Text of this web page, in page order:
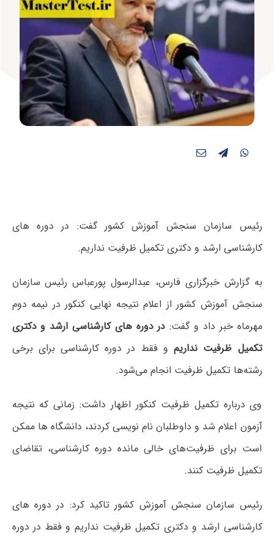
رئیس سازمان سنجش آموزش کشور گفت: در دوره های
کارشناسی ارشد و دکتری تکمیل ظرفیت نداریم.
به گزارش خبرگزاری فارس، عبدالرسول پورعباس رئیس سازمان
سنجش آموزش کشور از اعلام نتیجه نهایی کنکور در نیمه دوم
مهرماه خبر داد و گفت: در دوره های کارشناسی ارشد و دکتری
تکمیل ظرفیت نداریمو فقط در دوره کارشناسی برای برخی
رشته‌ها تکمیل ظرفیت انجام می‌شود.
وی درباره تکمیل ظرفیت کنکور اظهار داشت: زمانی که نتیجه
آزمون اعلام شد و داوطلبان نام نویسی کردند، دانشگاه ها ممکن
است برای ظرفیت‌های خالی مانده دوره کارشناسی، تقاضای
تکمیل ظرفیت کنند.
رئیس سازمان سنجش آموزش کشور تاکید کرد: در دوره های
کارشناسی ارشد و دکتری تکمیل ظرفیت نداریم و فقط در دوره